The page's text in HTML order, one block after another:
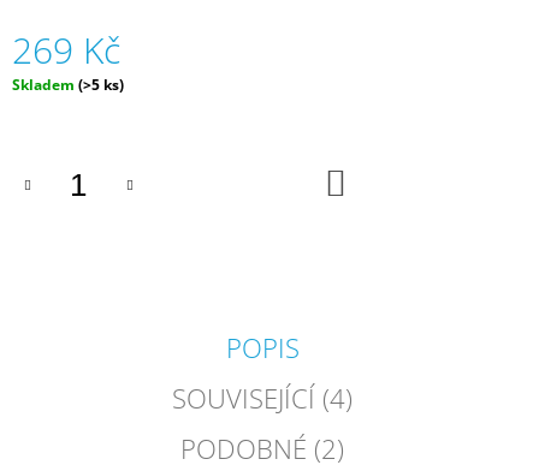
269 Kč
Měrná
Skladem (>5 ks)
POPIS
SOUVISEJÍCÍ (4)
PODOBNÉ (2)